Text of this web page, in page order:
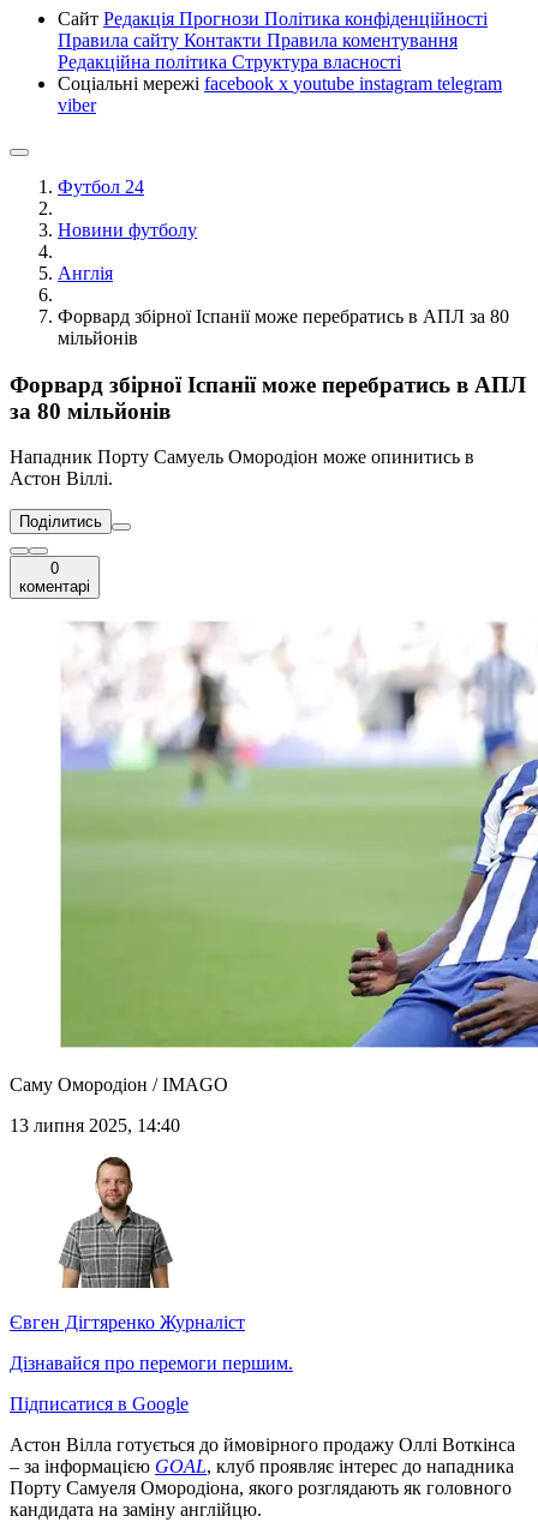
Сайт Редакція Прогнози Політика конфіденційності
Правила сайту Контакти Правила коментування
Редакційна політика Структура власності
Соціальні мережі facebook x youtube instagram telegram
viber
Футбол 24
Новини футболу
Англія
Форвард збірної Іспанії може перебратись в АПЛ за 80
мільйонів
Форвард збірної Іспанії може перебратись в АПЛ
за 80 мільйонів
Нападник Порту Самуель Омородіон може опинитись в
Астон Віллі.
Поділитись
0
коментарі
Саму Омородіон / IMAGO
13 липня 2025, 14:40
Євген Дігтяренко Журналіст
Дізнавайся про перемоги першим.
Підписатися в Google
Астон Вілла готується до ймовірного продажу Оллі Воткінса
– за інформацією GOAL, клуб проявляє інтерес до нападника
Порту Самуеля Омородіона, якого розглядають як головного
кандидата на заміну англійцю.